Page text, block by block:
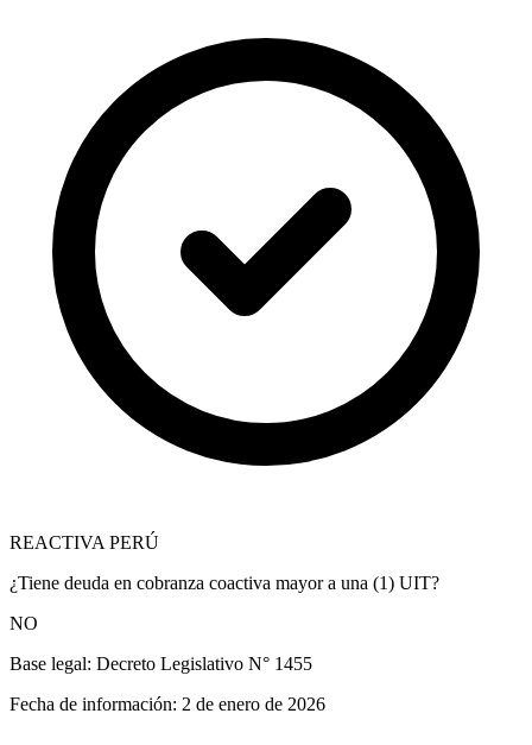
REACTIVA PERÚ
¿Tiene deuda en cobranza coactiva mayor a una (1) UIT?
NO
Base legal: Decreto Legislativo N° 1455
Fecha de información: 2 de enero de 2026